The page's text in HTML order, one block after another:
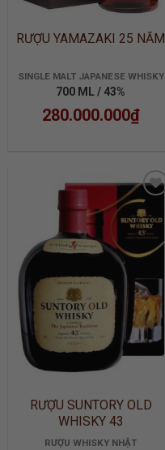
RƯỢU YAMAZAKI 25 NĂM
SINGLE MALT JAPANESE WHISKY
700 ML / 43%
280.000.000₫
ADD TO
WISHLIST
RƯỢU SUNTORY OLD
WHISKY 43
RƯỢU WHISKY NHẬT